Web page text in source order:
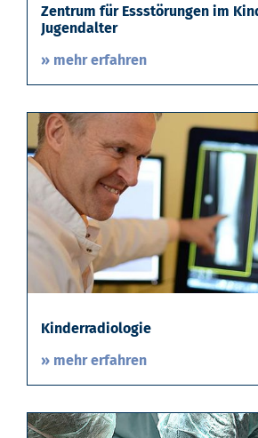
Zentrum für Essstörungen im
Jugendalter
» mehr erfahren
Kinderradiologie
» mehr erfahren